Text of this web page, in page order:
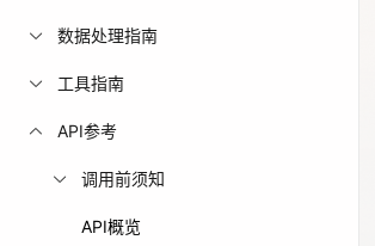
数据处理指南
工具指南
API参考
调用前须知
API概览